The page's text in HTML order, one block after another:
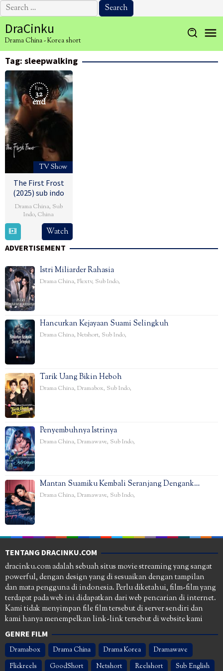
Search
for:
to
content
DraCinku
Drama China - Korea short
Tag: sleepwalking
Eps:
32
end
TV Show
The First Frost
(2025) sub indo
Drama China, Sub
Indo,China
Feb
2025
Zhu
Yi
Watch
ADVERTISEMENT
Istri Miliarder Rahasia
Drama China, Flextv, Sub Indo,
Hancurkan Kejayaan Suami Selingkuh
Drama China, Netshort, Sub Indo,
Tarik Uang Bikin Heboh
Drama China, Dramabox, Sub Indo,
Penyembuhnya Istrinya
Drama China, Dramawave, Sub Indo,
Mantan Suamiku Kembali Seranjang Dengank…
Drama China, Dramawave, Sub Indo,
TENTANG DRACINKU.COM
dracinku.com adalah sebuah situs movie streaming yang sangat
powerful, dengan design yang di sesuaikan dengan tampilan
dan mata pengguna di indonesia. Perlu diketahui, film-film yang
terdapat pada web ini didapatkan dari web pencarian di internet.
Kami tidak menyimpan file film tersebut di server sendiri dan
kami hanya menempelkan link-link tersebut di website kami
GENRE FILM
Dramabox Drama China Drama Korea
Dramawave
Flickreels
GoodShort Netshort Reelshort Sub English